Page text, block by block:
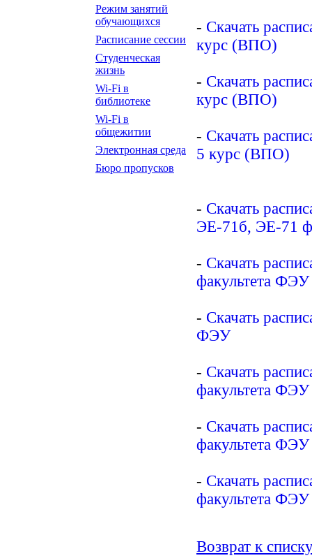
Режим занятий
обучающихся
Расписание сессии
Студенческая
жизнь
Wi-Fi в
библиотеке
Wi-Fi в
общежитии
Электронная среда
Бюро пропусков
- Скачать
курс (ВПО)
- Скачать
курс (ВПО)
- Скачать
5 курс (ВПО)
- Скачать
ЭЕ-71б, ЭЕ-71
- Скачать
факультета ФЭУ
- Скачать
ФЭУ
- Скачать
факультета ФЭУ
- Скачать
факультета ФЭУ
- Скачать
факультета ФЭУ
Возврат к